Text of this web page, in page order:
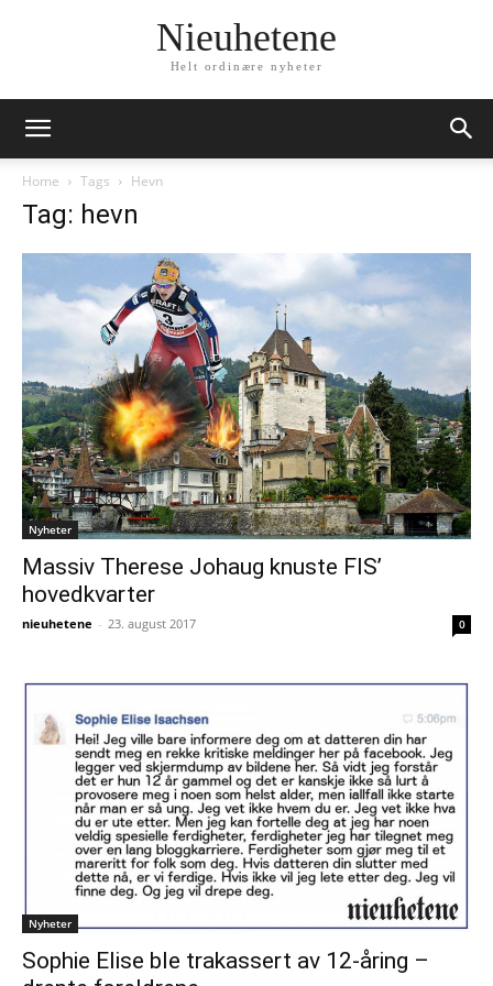
Nieuhetene
Helt ordinære nyheter
Home Tags Hevn
Tag: hevn
Nyheter
Massiv Therese Johaug knuste FIS’
hovedkvarter
nieuhetene - 23. august 2017 0
Nyheter
Sophie Elise ble trakassert av 12-åring –